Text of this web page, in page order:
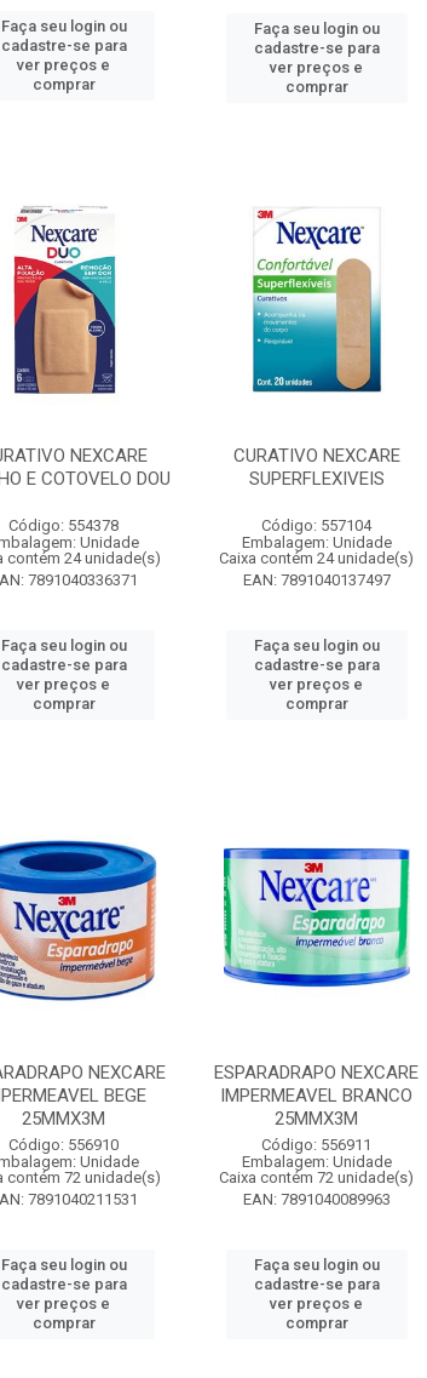
Faça seu login ou
cadastre-se para
ver preços e
comprar
Faça seu login ou
cadastre-se para
ver preços e
comprar
NEXCARE
E COTOVELO DOU
Código: 554378
Unidade
contém 24 unidade(s)
7891040336371
Faça seu login ou
cadastre-se para
ver preços e
comprar
CURATIVO NEXCARE
SUPERFLEXIVEIS
Código: 557104
Embalagem: Unidade
Caixa contém 24 unidade(s)
EAN: 7891040137497
Faça seu login ou
cadastre-se para
ver preços e
comprar
NEXCARE
BEGE
25MMX3M
Código: 556910
Unidade
contém 72 unidade(s)
7891040211531
Faça seu login ou
cadastre-se para
ver preços e
comprar
ESPARADRAPO NEXCARE
IMPERMEAVEL BRANCO
25MMX3M
Código: 556911
Embalagem: Unidade
Caixa contém 72 unidade(s)
EAN: 7891040089963
Faça seu login ou
cadastre-se para
ver preços e
comprar